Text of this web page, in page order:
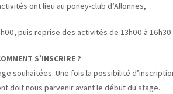
ont lieu au poney-club d’Allonnes,
puis reprise des activités de 13h00 à
S’INSCRIRE ?
souhaitées. Une fois la possibilité
doit nous parvenir avant le début du stage.